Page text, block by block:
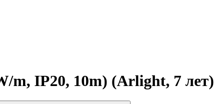
m, IP20, 10m) (Arlight, 7 лет)